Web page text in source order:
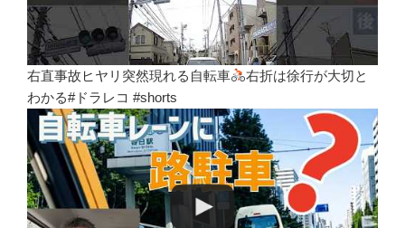
右直事故ヒヤリ突然現れる自転車
右折は徐行が大切と
わかる#ドラレコ #shorts